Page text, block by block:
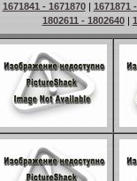
1671841 - 1671870| 1671871
1802611 - 1802640|